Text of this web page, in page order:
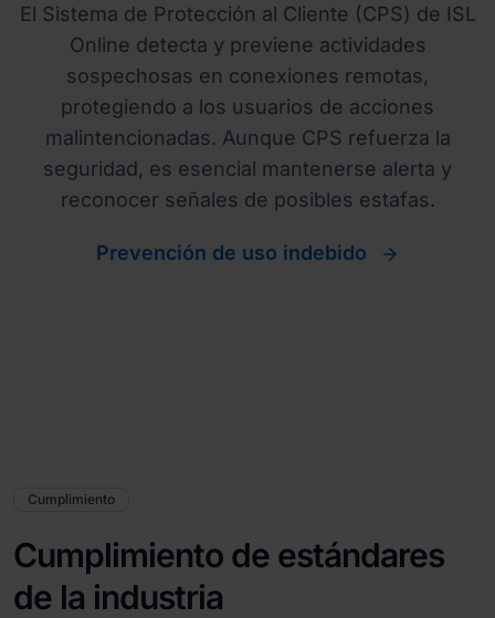
El Sistema de Protección al Cliente (CPS) de ISL
Online detecta y previene actividades
sospechosas en conexiones remotas,
protegiendo a los usuarios de acciones
malintencionadas. Aunque CPS refuerza la
seguridad, es esencial mantenerse alerta y
reconocer señales de posibles estafas.
Prevención de uso indebido
Cumplimiento
Cumplimiento de estándares
de la industria